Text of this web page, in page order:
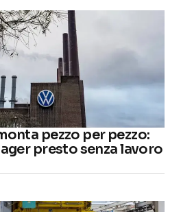
pezzo per pezzo:
presto senza lavoro